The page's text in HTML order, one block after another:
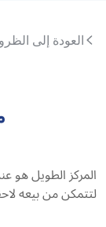
العودة إلى
المركز الطويل هو
لتتمكن من بيعه